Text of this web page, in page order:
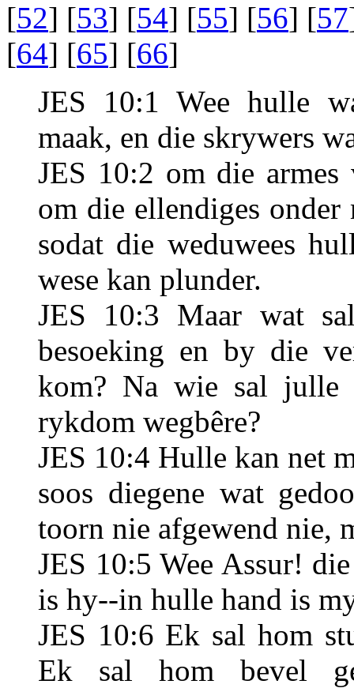
[52] [53] [54] [55] [56] [57
[64] [65] [66]
JES 10:1 Wee hulle
maak, en die skrywers
JES 10:2 om die
om die ellendiges
sodat die weduwees
wese kan plunder.
JES 10:3 Maar wat
besoeking en by die
kom? Na wie sal
rykdom wegbêre?
JES 10:4 Hulle kan net
soos diegene wat
toorn nie afgewend nie,
JES 10:5 Wee Assur!
is hy--in hulle hand is
JES 10:6 Ek sal hom
Ek sal hom bevel